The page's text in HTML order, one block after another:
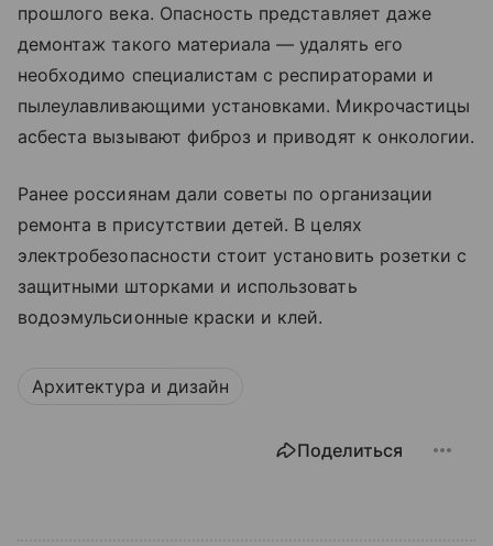
прошлого века. Опасность представляет даже
демонтаж такого материала — удалять его
необходимо специалистам с респираторами и
пылеулавливающими установками. Микрочастицы
асбеста вызывают фиброз и приводят к онкологии.
Ранее россиянам дали советы по организации
ремонта в присутствии детей. В целях
электробезопасности стоит установить розетки с
защитными шторками и использовать
водоэмульсионные краски и клей.
Архитектура и дизайн
Поделиться